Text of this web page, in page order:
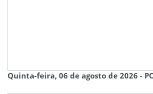
Quinta-feira, 06 de agosto de 2026 -